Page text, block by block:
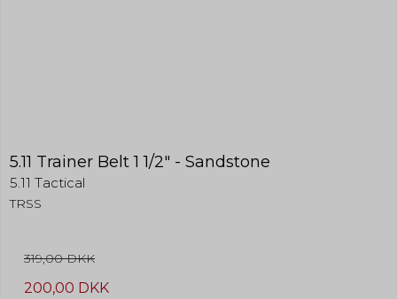
5.11 Trainer Belt 1 1/2" - Sandstone
5.11 Tactical
TRSS
319,00 DKK
200,00 DKK